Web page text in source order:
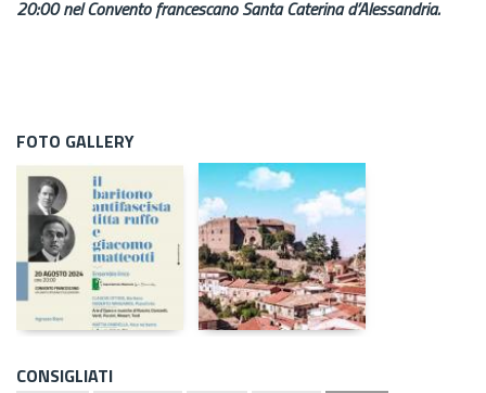
20:00 nel Convento francescano Santa Caterina d’Alessandria.
FOTO GALLERY
CONSIGLIATI